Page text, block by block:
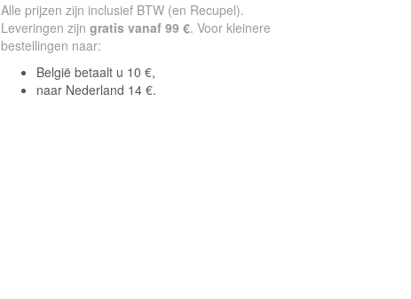
Alle prijzen zijn inclusief BTW (en Recupel).
Leveringen zijn gratis vanaf 99 €. Voor kleinere
bestellingen naar:
België betaalt u 10 €,
naar Nederland 14 €.